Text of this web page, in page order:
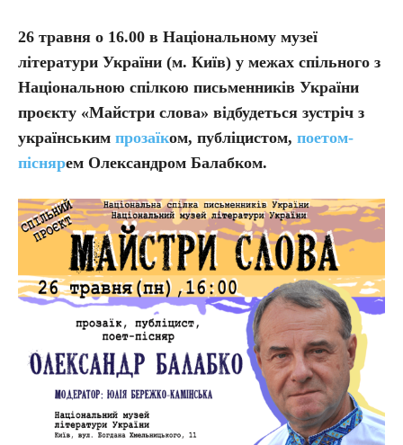
26 травня о 16.00 в Національному музеї
літератури України (м. Київ) у межах спільного з
Національною спілкою письменників України
проєкту «Майстри слова» відбудеться зустріч з
українським прозаїком, публіцистом, поетом-
піснярем Олександром Балабком.